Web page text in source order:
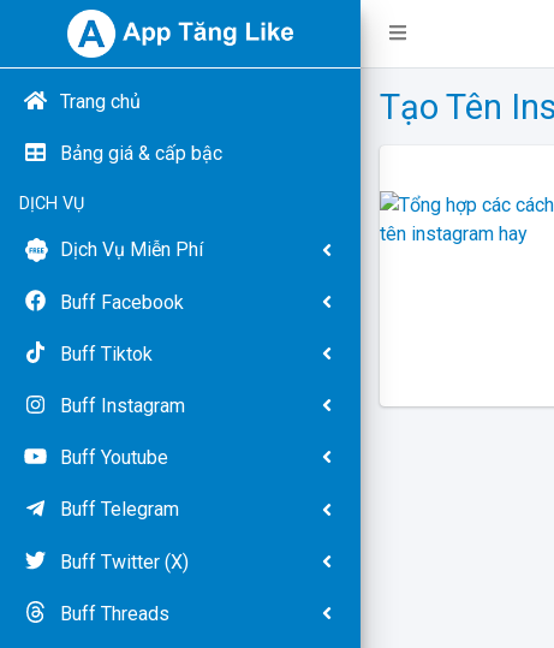
Trang chủ
Bảng giá & cấp bậc
DỊCH VỤ
Dịch Vụ Miễn Phí
Buff Facebook
Buff Tiktok
Buff Instagram
Buff Youtube
Buff Telegram
Buff Twitter (X)
Buff Threads
Tạo Tên